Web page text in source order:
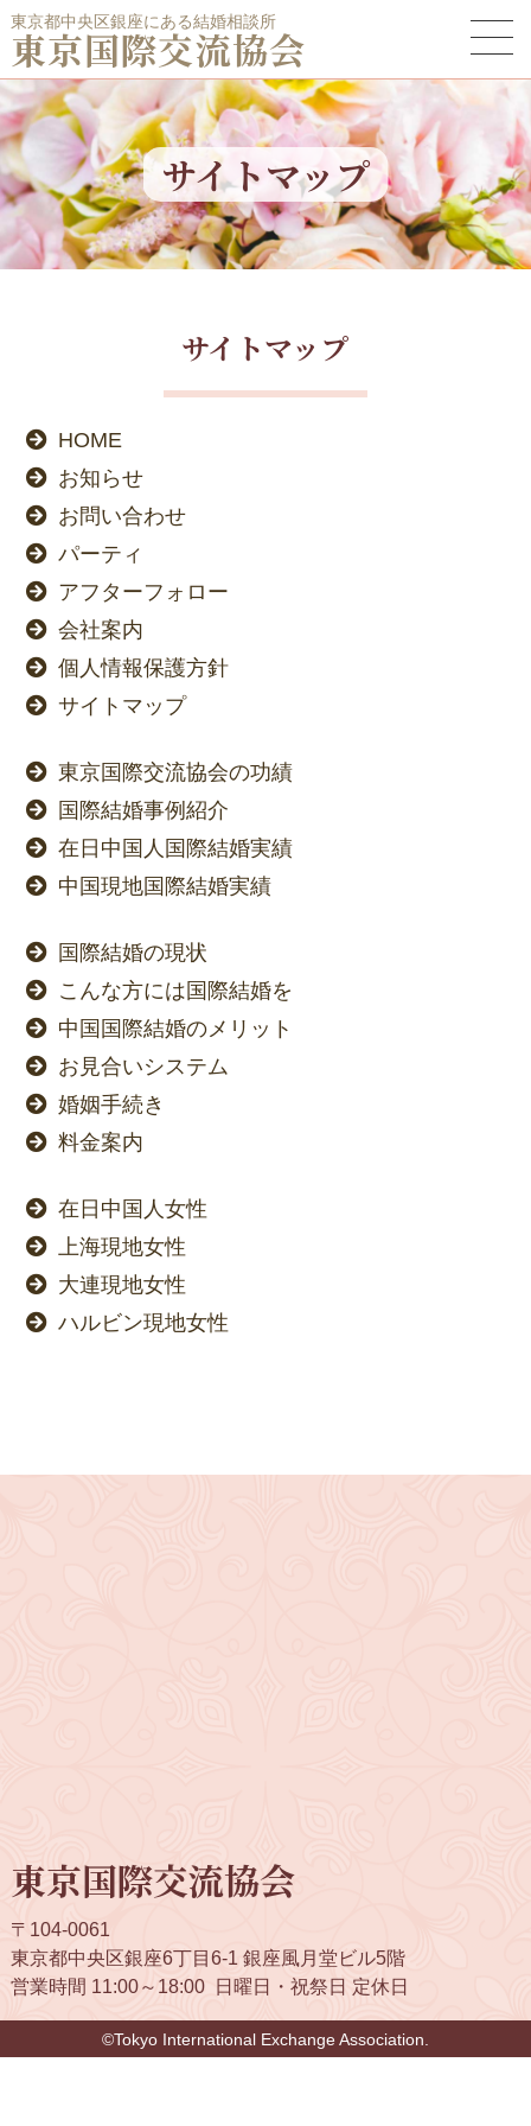
東京都中央区銀座にある結婚相談所
東京国際交流協会
サイトマップ
サイトマップ
HOME
お知らせ
お問い合わせ
パーティ
アフターフォロー
会社案内
個人情報保護方針
サイトマップ
東京国際交流協会の功績
国際結婚事例紹介
在日中国人国際結婚実績
中国現地国際結婚実績
国際結婚の現状
こんな方には国際結婚を
中国国際結婚のメリット
お見合いシステム
婚姻手続き
料金案内
在日中国人女性
上海現地女性
大連現地女性
ハルビン現地女性
東京国際交流協会
〒104-0061
東京都中央区銀座6丁目6-1 銀座風月堂ビル5階
営業時間 11:00～18:00
日曜日・祝祭日 定休日
©Tokyo International Exchange Association.